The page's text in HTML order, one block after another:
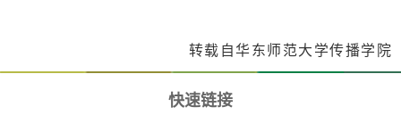
转载自华东师范大学传播学院
快速链接